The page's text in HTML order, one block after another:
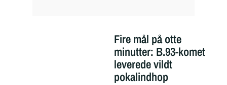
Fire mål på otte
minutter: B.93-komet
leverede vildt
pokalindhop